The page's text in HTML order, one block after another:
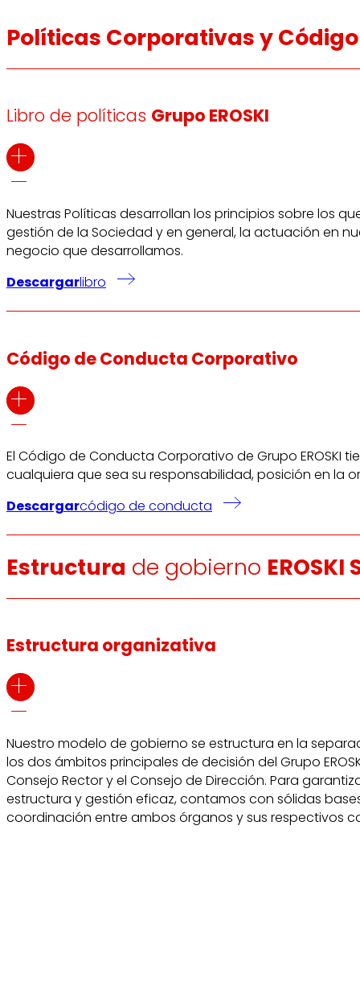
Políticas Corporativas y
Libro de políticas Grupo EROSKI
Nuestras Políticas desarrollan los principios sobre los
gestión de la Sociedad y en general, la actuación en
negocio que desarrollamos.
Descargarlibro
Código de Conducta Corporativo
El Código de Conducta Corporativo de Grupo
cualquiera que sea su responsabilidad, posición en la
Descargarcódigo de conducta
Estructura de gobierno EROSKI
Estructura organizativa
Nuestro modelo de gobierno se estructura en la
los dos ámbitos principales de decisión del Grupo
Consejo Rector y el Consejo de Dirección. Para
estructura y gestión eficaz, contamos con sólidas
coordinación entre ambos órganos y sus respectivos